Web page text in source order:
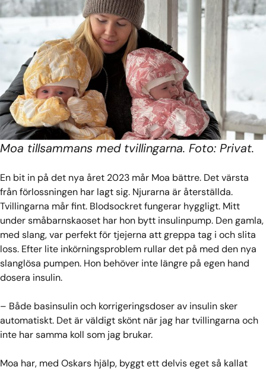
Moa tillsammans med tvillingarna. Foto: Privat.
En bit in på det nya året 2023 mår Moa bättre. Det värsta
från förlossningen har lagt sig. Njurarna är återställda.
Tvillingarna mår fint. Blodsockret fungerar hyggligt. Mitt
under småbarnskaoset har hon bytt insulinpump. Den gamla,
med slang, var perfekt för tjejerna att greppa tag i och slita
loss. Efter lite inkörningsproblem rullar det på med den nya
slanglösa pumpen. Hon behöver inte längre på egen hand
dosera insulin.
– Både basinsulin och korrigeringsdoser av insulin sker
automatiskt. Det är väldigt skönt när jag har tvillingarna och
inte har samma koll som jag brukar.
Moa har, med Oskars hjälp, byggt ett delvis eget så kallat